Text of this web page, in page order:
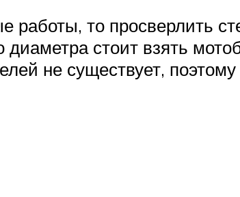
работы, то просверлить
стоит взять
не существует,